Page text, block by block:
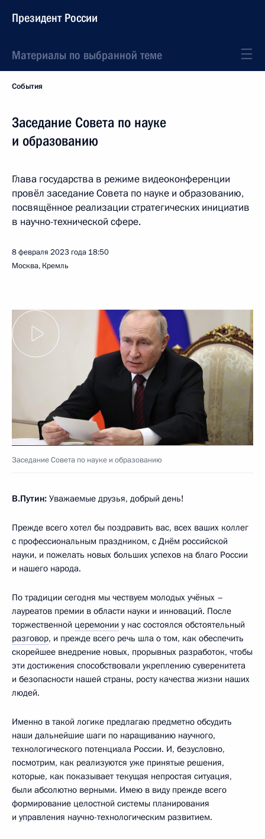
Президент России
Материалы по выбранной теме
События
Заседание Совета по науке
и образованию
Глава государства в режиме видеоконференции
провёл заседание Совета по науке и образованию,
посвящённое реализации стратегических инициатив
в научно-технической сфере.
8 февраля 2023 года 18:50
Москва, Кремль
Заседание Совета по науке и образованию
В.Путин: Уважаемые друзья, добрый день!
Прежде всего хотел бы поздравить вас, всех ваших коллег
с профессиональным праздником, с Днём российской
науки, и пожелать новых больших успехов на благо России
и нашего народа.
По традиции сегодня мы чествуем молодых учёных –
лауреатов премии в области науки и инноваций. После
торжественной церемонии у нас состоялся обстоятельный
разговор, и прежде всего речь шла о том, как обеспечить
скорейшее внедрение новых, прорывных разработок, чтобы
эти достижения способствовали укреплению суверенитета
и безопасности нашей страны, росту качества жизни наших
людей.
Именно в такой логике предлагаю предметно обсудить
наши дальнейшие шаги по наращиванию научного,
технологического потенциала России. И, безусловно,
посмотрим, как реализуются уже принятые решения,
которые, как показывает текущая непростая ситуация,
были абсолютно верными. Имею в виду прежде всего
формирование целостной системы планирования
и управления научно-технологическим развитием.